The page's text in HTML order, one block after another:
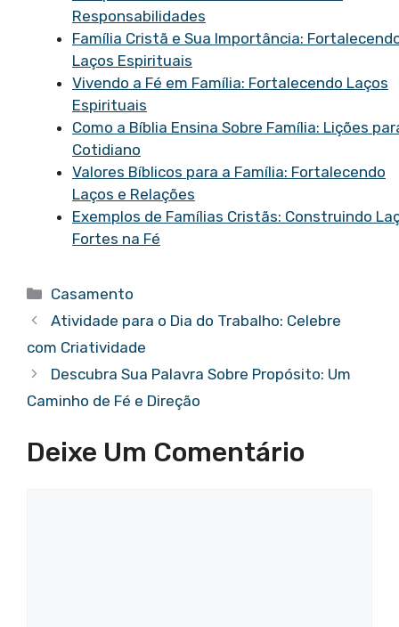
Responsabilidades
Família Cristã e Sua Importância:
Laços Espirituais
Vivendo a Fé em Família: Fortalecendo Laços
Espirituais
Como a Bíblia Ensina Sobre Família: Lições
Cotidiano
Valores Bíblicos para a Família: Fortalecendo
Laços e Relações
Exemplos de Famílias Cristãs: Construindo
Fortes na Fé
Categorias
Casamento
Atividade para o Dia do Trabalho: Celebre
com Criatividade
Descubra Sua Palavra Sobre Propósito: Um
Caminho de Fé e Direção
Deixe Um Comentário